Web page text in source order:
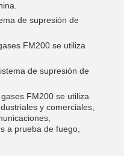
de supresión de
FM200 se utiliza
de supresión de
FM200 se utiliza
y comerciales,
a prueba de fuego,